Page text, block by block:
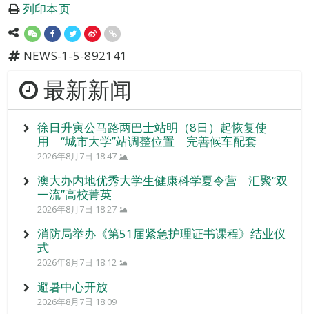
列印本页
NEWS-1-5-892141
最新新闻
徐日升寅公马路两巴士站明（8日）起恢复使
用 “城市大学”站调整位置 完善候车配套
2026年8月7日 18:47
澳大办内地优秀大学生健康科学夏令营 汇聚“双
一流”高校菁英
2026年8月7日 18:27
消防局举办《第51届紧急护理证书课程》结业仪
式
2026年8月7日 18:12
避暑中心开放
2026年8月7日 18:09